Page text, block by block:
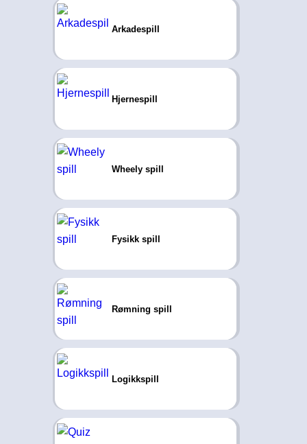
Arkadespill
Hjernespill
Wheely spill
Fysikk spill
Rømning spill
Logikkspill